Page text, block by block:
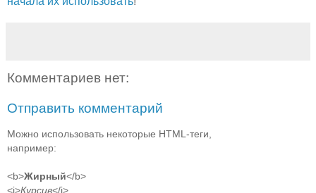
Комментариев нет:
Отправить комментарий
Можно использовать некоторые HTML-теги,
например:
<b>Жирный</b>
<i>Курсив</i>